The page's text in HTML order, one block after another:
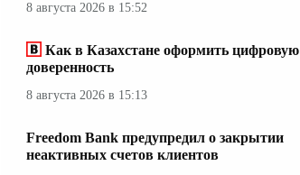
8 августа 2026 в 15:52
Как в Казахстане оформить цифровую
доверенность
8 августа 2026 в 15:13
Freedom Bank предупредил о закрытии
неактивных счетов клиентов